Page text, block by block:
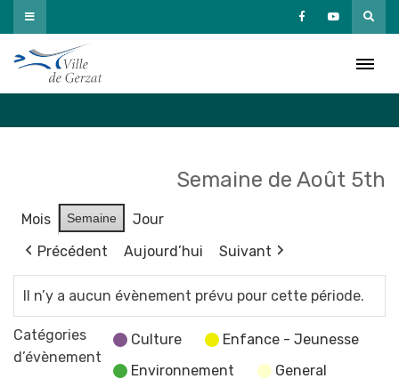
Passer
au
contenu
Semaine de Août 5th
Mois Semaine
Jour
Précédent
Aujourd’hui Suivant
Il n’y a aucun évènement prévu pour cette période.
Catégories
d’évènement
Culture
Enfance - Jeunesse
Environnement
General